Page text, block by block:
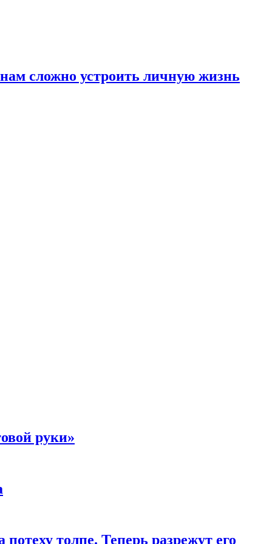
сложно устроить личную жизнь
руки»
толпе. Теперь разрежут его